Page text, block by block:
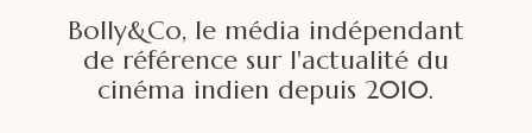
Bolly&Co, le média indépendant
de référence sur l'actualité du
cinéma indien depuis 2010.